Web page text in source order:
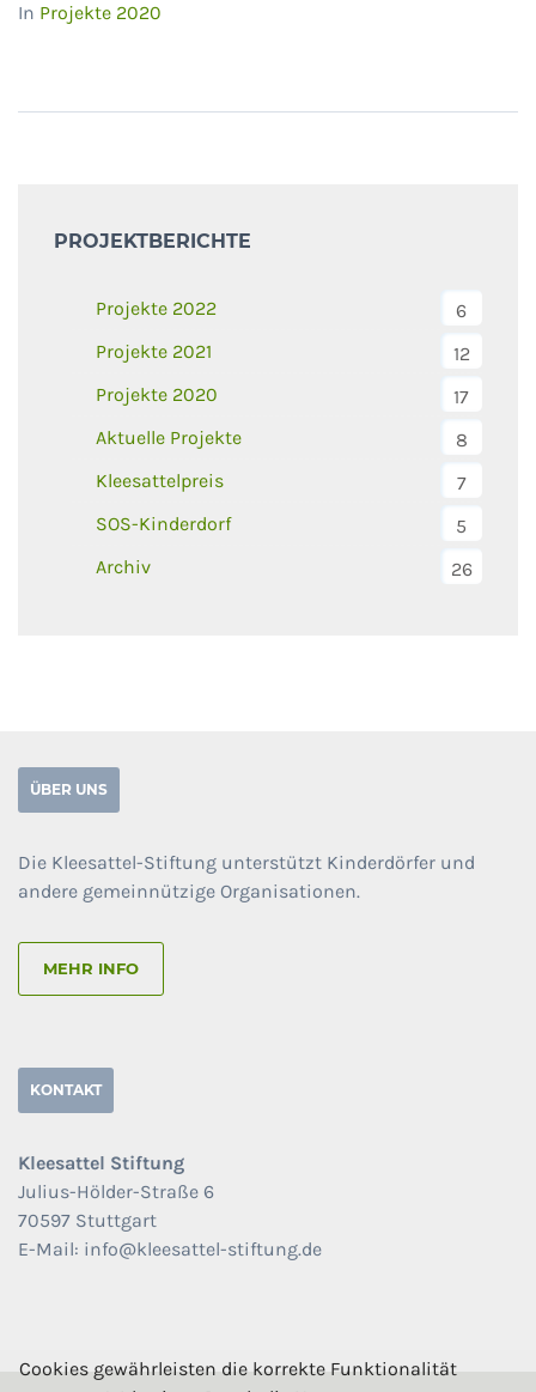
In Projekte 2020
PROJEKTBERICHTE
Projekte 2022
6
Projekte 2021
12
Projekte 2020
17
Aktuelle Projekte
8
Kleesattelpreis
7
SOS-Kinderdorf
5
Archiv
26
ÜBER UNS
Die Kleesattel-Stiftung unterstützt Kinderdörfer und
andere gemeinnützige Organisationen.
MEHR INFO
KONTAKT
Kleesattel Stiftung
Julius-Hölder-Straße 6
70597 Stuttgart
E-Mail: info@kleesattel-stiftung.de
Cookies gewährleisten die korrekte Funktionalität